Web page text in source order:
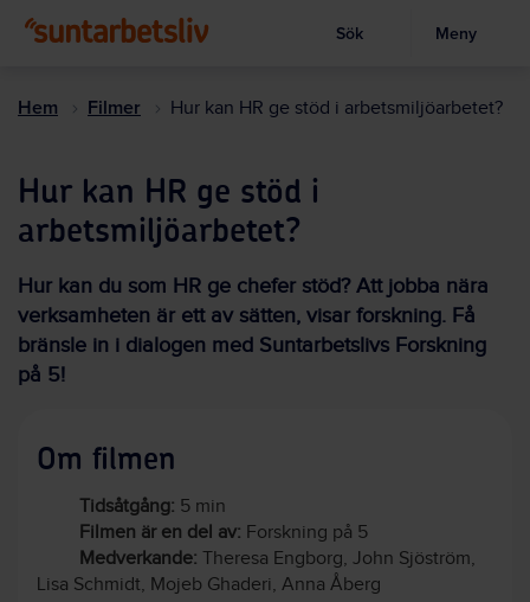
till
Visa sökruta
Sök Meny
Hem Filmer Hur kan HR ge stöd i arbetsmiljöarbetet?
Hur kan HR ge stöd i
arbetsmiljöarbetet?
Hur kan du som HR ge chefer stöd? Att jobba nära
verksamheten är ett av sätten, visar forskning. Få
bränsle in i dialogen med Suntarbetslivs Forskning
på 5!
Om filmen
Tidsåtgång: 5 min
Filmen är en del av: Forskning på 5
Medverkande: Theresa Engborg, John Sjöström,
Lisa Schmidt, Mojeb Ghaderi, Anna Åberg